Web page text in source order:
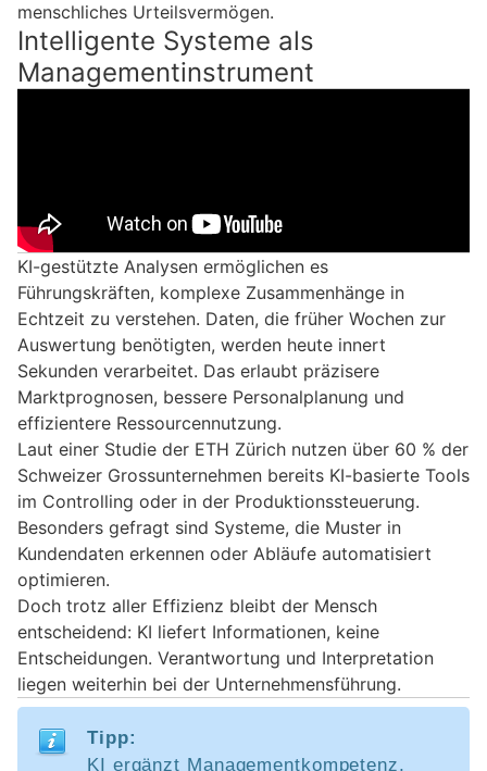
menschliches Urteilsvermögen.
Intelligente Systeme als
Managementinstrument
KI-gestützte Analysen ermöglichen es
Führungskräften, komplexe Zusammenhänge in
Echtzeit zu verstehen. Daten, die früher Wochen zur
Auswertung benötigten, werden heute innert
Sekunden verarbeitet. Das erlaubt präzisere
Marktprognosen, bessere Personalplanung und
effizientere Ressourcennutzung.
Laut einer Studie der ETH Zürich nutzen über 60 % der
Schweizer Grossunternehmen bereits KI-basierte Tools
im Controlling oder in der Produktionssteuerung.
Besonders gefragt sind Systeme, die Muster in
Kundendaten erkennen oder Abläufe automatisiert
optimieren.
Doch trotz aller Effizienz bleibt der Mensch
entscheidend: KI liefert Informationen, keine
Entscheidungen. Verantwortung und Interpretation
liegen weiterhin bei der Unternehmensführung.
Tipp:
KI ergänzt Managementkompetenz,